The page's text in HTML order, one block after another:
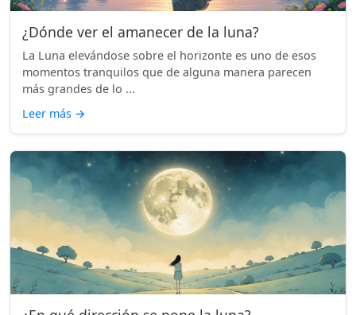
¿Dónde ver el amanecer de la luna?
La Luna elevándose sobre el horizonte es uno de esos
momentos tranquilos que de alguna manera parecen
más grandes de lo ...
Leer más →